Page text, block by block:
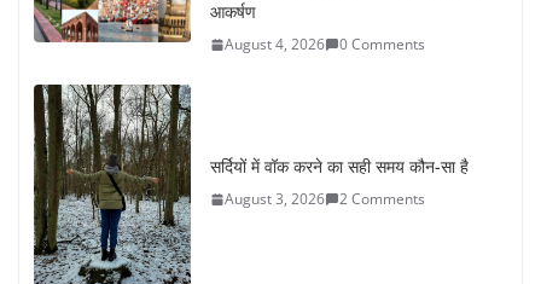
सर्दियों में वॉक करने का सही समय कौन-सा है
ऑफबीट समर डेस्टिनेशन: गर्मियों के लिए 7